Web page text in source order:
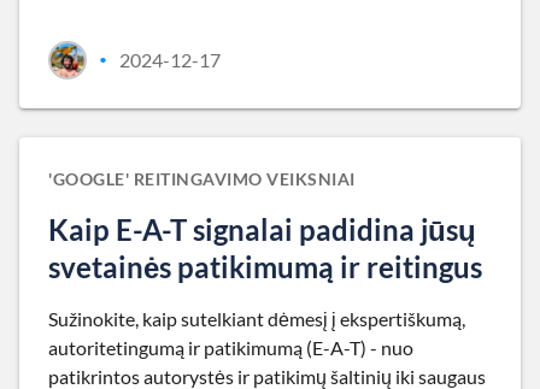
• 2024-12-17
'GOOGLE' REITINGAVIMO VEIKSNIAI
Kaip E-A-T signalai padidina jūsų
svetainės patikimumą ir reitingus
Sužinokite, kaip sutelkiant dėmesį į ekspertiškumą,
autoritetingumą ir patikimumą (E-A-T) - nuo
patikrintos autorystės ir patikimų šaltinių iki saugaus